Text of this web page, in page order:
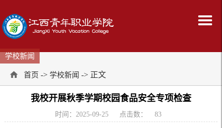
学校新闻
首页 -> 学校新闻 -> 正文
我校开展秋季学期校园食品安全专项检查​
时间：2025-09-25 点击数： 83